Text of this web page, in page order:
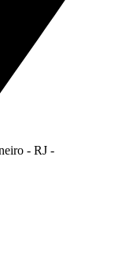
- RJ -